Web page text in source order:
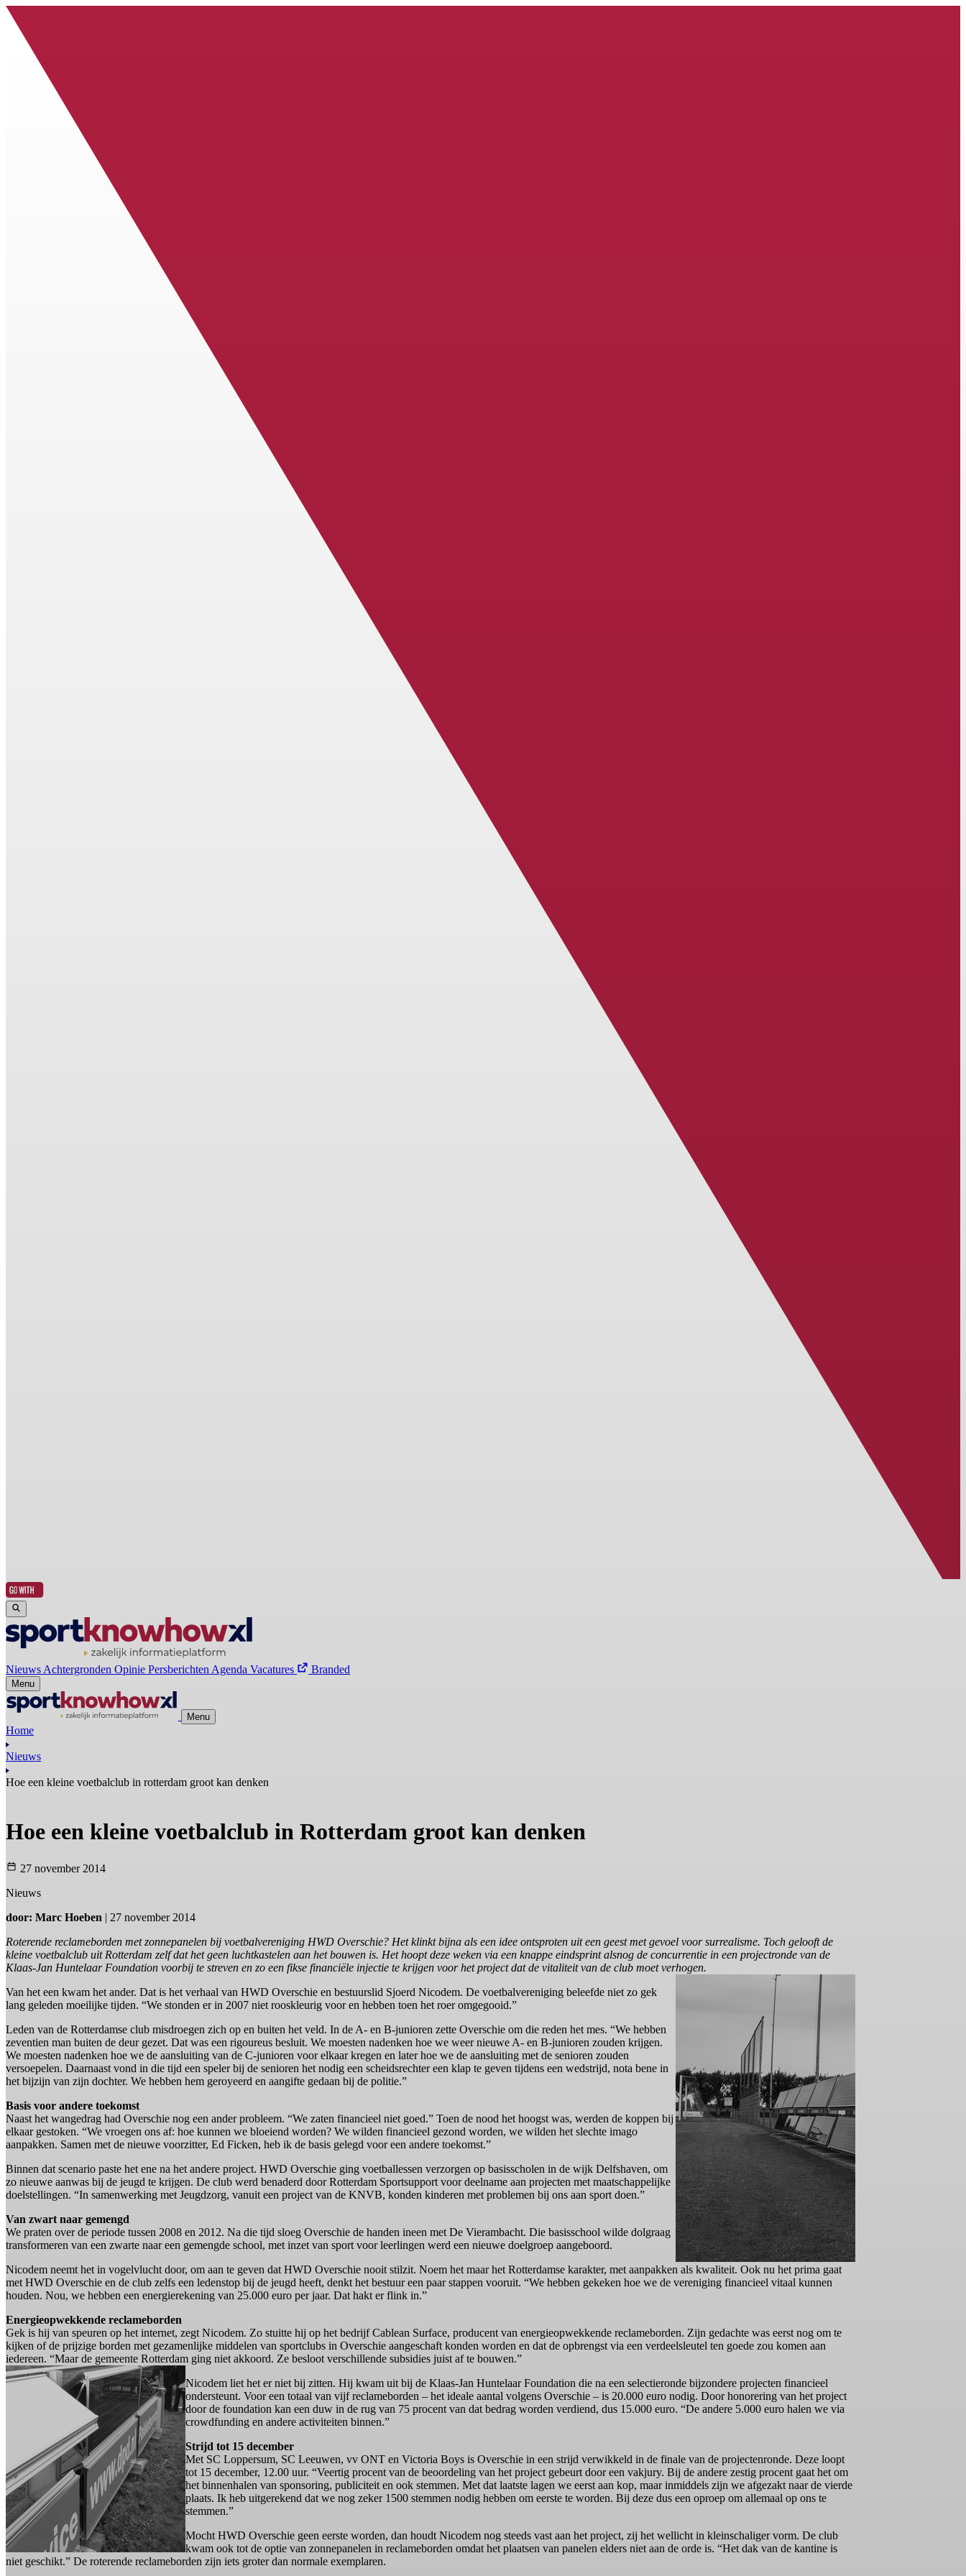
Nieuws Achtergronden Opinie Persberichten Agenda Vacatures Branded
Menu
Menu
Home
Nieuws
Hoe een kleine voetbalclub in rotterdam groot kan denken
Hoe een kleine voetbalclub in Rotterdam groot kan denken
27 november 2014
Nieuws
door: Marc Hoeben | 27 november 2014
Roterende reclameborden met zonnepanelen bij voetbalvereniging HWD Overschie? Het klinkt bijna als een idee ontsproten uit een geest met gevoel voor surrealisme. Toch gelooft de
kleine voetbalclub uit Rotterdam zelf dat het geen luchtkastelen aan het bouwen is. Het hoopt deze weken via een knappe eindsprint alsnog de concurrentie in een projectronde van de
Klaas-Jan Huntelaar Foundation voorbij te streven en zo een fikse financiële injectie te krijgen voor het project dat de vitaliteit van de club moet verhogen.
Van het een kwam het ander. Dat is het verhaal van HWD Overschie en bestuurslid Sjoerd Nicodem. De voetbalvereniging beleefde niet zo gek
lang geleden moeilijke tijden. “We stonden er in 2007 niet rooskleurig voor en hebben toen het roer omgegooid.”
Leden van de Rotterdamse club misdroegen zich op en buiten het veld. In de A- en B-junioren zette Overschie om die reden het mes. “We hebben
zeventien man buiten de deur gezet. Dat was een rigoureus besluit. We moesten nadenken hoe we weer nieuwe A- en B-junioren zouden krijgen.
We moesten nadenken hoe we de aansluiting van de C-junioren voor elkaar kregen en later hoe we de aansluiting met de senioren zouden
versoepelen. Daarnaast vond in die tijd een speler bij de senioren het nodig een scheidsrechter een klap te geven tijdens een wedstrijd, nota bene in
het bijzijn van zijn dochter. We hebben hem geroyeerd en aangifte gedaan bij de politie.”
Basis voor andere toekomst
Naast het wangedrag had Overschie nog een ander probleem. “We zaten financieel niet goed.” Toen de nood het hoogst was, werden de koppen bij
elkaar gestoken. “We vroegen ons af: hoe kunnen we bloeiend worden? We wilden financieel gezond worden, we wilden het slechte imago
aanpakken. Samen met de nieuwe voorzitter, Ed Ficken, heb ik de basis gelegd voor een andere toekomst.”
Binnen dat scenario paste het ene na het andere project. HWD Overschie ging voetballessen verzorgen op basisscholen in de wijk Delfshaven, om
zo nieuwe aanwas bij de jeugd te krijgen. De club werd benaderd door Rotterdam Sportsupport voor deelname aan projecten met maatschappelijke
doelstellingen. “In samenwerking met Jeugdzorg, vanuit een project van de KNVB, konden kinderen met problemen bij ons aan sport doen.”
Van zwart naar gemengd
We praten over de periode tussen 2008 en 2012. Na die tijd sloeg Overschie de handen ineen met De Vierambacht. Die basisschool wilde dolgraag
transformeren van een zwarte naar een gemengde school, met inzet van sport voor leerlingen werd een nieuwe doelgroep aangeboord.
Nicodem neemt het in vogelvlucht door, om aan te geven dat HWD Overschie nooit stilzit. Noem het maar het Rotterdamse karakter, met aanpakken als kwaliteit. Ook nu het prima gaat
met HWD Overschie en de club zelfs een ledenstop bij de jeugd heeft, denkt het bestuur een paar stappen vooruit. “We hebben gekeken hoe we de vereniging financieel vitaal kunnen
houden. Nou, we hebben een energierekening van 25.000 euro per jaar. Dat hakt er flink in.”
Energieopwekkende reclameborden
Gek is hij van speuren op het internet, zegt Nicodem. Zo stuitte hij op het bedrijf Cablean Surface, producent van energieopwekkende reclameborden. Zijn gedachte was eerst nog om te
kijken of de prijzige borden met gezamenlijke middelen van sportclubs in Overschie aangeschaft konden worden en dat de opbrengst via een verdeelsleutel ten goede zou komen aan
iedereen. “Maar de gemeente Rotterdam ging niet akkoord. Ze besloot verschillende subsidies juist af te bouwen.”
Nicodem liet het er niet bij zitten. Hij kwam uit bij de Klaas-Jan Huntelaar Foundation die na een selectieronde bijzondere projecten financieel
ondersteunt. Voor een totaal van vijf reclameborden – het ideale aantal volgens Overschie – is 20.000 euro nodig. Door honorering van het project
door de foundation kan een duw in de rug van 75 procent van dat bedrag worden verdiend, dus 15.000 euro. “De andere 5.000 euro halen we via
crowdfunding en andere activiteiten binnen.”
Strijd tot 15 december
Met SC Loppersum, SC Leeuwen, vv ONT en Victoria Boys is Overschie in een strijd verwikkeld in de finale van de projectenronde. Deze loopt
tot 15 december, 12.00 uur. “Veertig procent van de beoordeling van het project gebeurt door een vakjury. Bij de andere zestig procent gaat het om
het binnenhalen van sponsoring, publiciteit en ook stemmen. Met dat laatste lagen we eerst aan kop, maar inmiddels zijn we afgezakt naar de vierde
plaats. Ik heb uitgerekend dat we nog zeker 1500 stemmen nodig hebben om eerste te worden. Bij deze dus een oproep om allemaal op ons te
stemmen.”
Mocht HWD Overschie geen eerste worden, dan houdt Nicodem nog steeds vast aan het project, zij het wellicht in kleinschaliger vorm. De club
kwam ook tot de optie van zonnepanelen in reclameborden omdat het plaatsen van panelen elders niet aan de orde is. “Het dak van de kantine is
niet geschikt.” De roterende reclameborden zijn iets groter dan normale exemplaren.